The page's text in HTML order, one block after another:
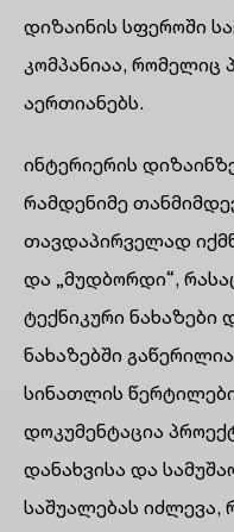
დიზაინის სფეროში
კომპანიაა,
აერთიანებს.
ინტერიერის
რამდენიმე
თავდაპირველად
და „მუდბორდი“,
ტექნიკური ნახაზები
ნახაზებში
სინათლის
დოკუმენტაცია
დანახვისა და
საშუალებას იძლევა,